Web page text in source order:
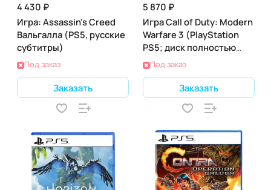
4 430 ₽
Игра: Assassin's Creed
Вальгалла (PS5, русские
субтитры)
Под заказ
Заказать
5 870 ₽
Игра Call of Duty: Modern
Warfare 3 (PlayStation
PS5; диск полностью
русскоязычный)
Под заказ
Заказать